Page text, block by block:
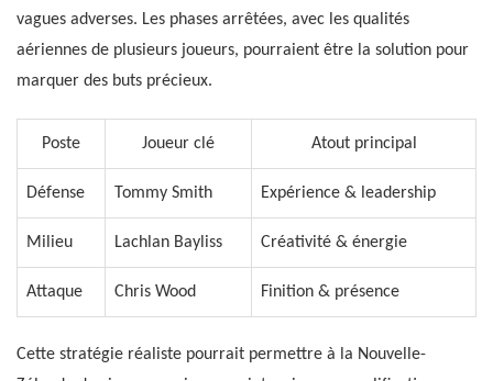
vagues adverses. Les phases arrêtées, avec les qualités
aériennes de plusieurs joueurs, pourraient être la solution pour
marquer des buts précieux.
Poste Joueur clé Atout principal
Défense Tommy Smith Expérience & leadership
Milieu Lachlan Bayliss Créativité & énergie
Attaque Chris Wood Finition & présence
Cette stratégie réaliste pourrait permettre à la Nouvelle-